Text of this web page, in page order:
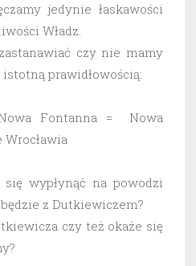
jedynie łaskawości
Władz.
czy nie mamy
prawidłowością:
Fontanna = Nowa
się wypłynąć na powodzi
z Dutkiewiczem?
czy też okaże się